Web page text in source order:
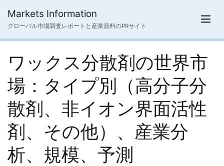
ス
Markets Information
グローバル市場調査レポートと産業資料のPRサイト
ワックス分散剤の世界市
場：タイプ別（高分子分
散剤、非イオン界面活性
剤、その他）、産業分
析、規模、予測